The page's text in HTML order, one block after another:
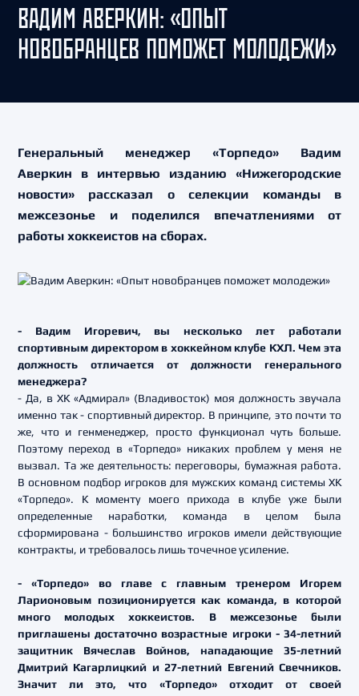
ВАДИМ АВЕРКИН: «ОПЫТ
НОВОБРАНЦЕВ ПОМОЖЕТ МОЛОДЕЖИ»
Генеральный менеджер «Торпедо» Вадим
Аверкин в интервью изданию «Нижегородские
новости» рассказал о селекции команды в
межсезонье и поделился впечатлениями от
работы хоккеистов на сборах.
- Вадим Игоревич, вы несколько лет работали
спортивным директором в хоккейном клубе КХЛ. Чем эта
должность отличается от должности генерального
менеджера?
- Да, в ХК «Адмирал» (Владивосток) моя должность звучала
именно так - спортивный директор. В принципе, это почти то
же, что и генменеджер, просто функционал чуть больше.
Поэтому переход в «Торпедо» никаких проблем у меня не
вызвал. Та же деятельность: переговоры, бумажная работа.
В основном подбор игроков для мужских команд системы ХК
«Торпедо». К моменту моего прихода в клубе уже были
определенные наработки, команда в целом была
сформирована - большинство игроков имели действующие
контракты, и требовалось лишь точечное усиление.
- «Торпедо» во главе с главным тренером Игорем
Ларионовым позиционируется как команда, в которой
много молодых хоккеистов. В межсезонье были
приглашены достаточно возрастные игроки - 34-летний
защитник Вячеслав Войнов, нападающие 35-летний
Дмитрий Кагарлицкий и 27-летний Евгений Свечников.
Значит ли это, что «Торпедо» отходит от своей